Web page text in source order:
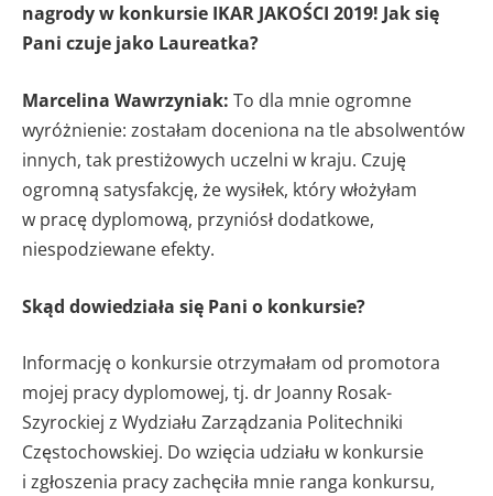
nagrody w konkursie IKAR JAKOŚCI 2019! Jak się
Pani czuje jako Laureatka?
Marcelina Wawrzyniak: To dla mnie ogromne
wyróżnienie: zostałam doceniona na tle absolwentów
innych, tak prestiżowych uczelni w kraju. Czuję
ogromną satysfakcję, że wysiłek, który włożyłam
w pracę dyplomową, przyniósł dodatkowe,
niespodziewane efekty.
Skąd dowiedziała się Pani o konkursie?
Informację o konkursie otrzymałam od promotora
mojej pracy dyplomowej, tj. dr Joanny Rosak-
Szyrockiej z Wydziału Zarządzania Politechniki
Częstochowskiej. Do wzięcia udziału w konkursie
i zgłoszenia pracy zachęciła mnie ranga konkursu,